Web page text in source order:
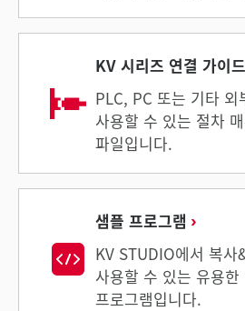
KV 시리즈 연결 가이드
PLC, PC 또는 기타 외
사용할 수 있는 절차
파일입니다.
샘플 프로그램
KV STUDIO에서 복사
사용할 수 있는 유용한
프로그램입니다.